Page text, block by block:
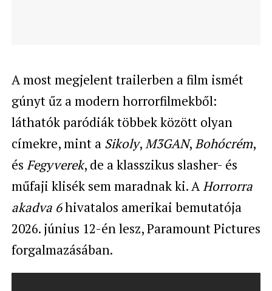
A most megjelent trailerben a film ismét
gúnyt űz a modern horrorfilmekből:
láthatók paródiák többek között olyan
címekre, mint a Sikoly,M3GAN,Bohócrém,
és Fegyverek, de a klasszikus slasher- és
műfaji klisék sem maradnak ki. AHorrorra
akadva6hivatalos amerikai bemutatója
2026. június 12-én lesz, Paramount Pictures
forgalmazásában.